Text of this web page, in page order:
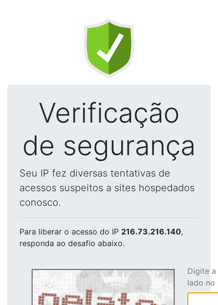
Verificação
de segurança
Seu IP fez diversas tentativas de
acessos suspeitos a sites hospedados
conosco.
Para liberar o acesso do IP 216.73.216.140,
responda ao desafio abaixo.
Digite
lado no